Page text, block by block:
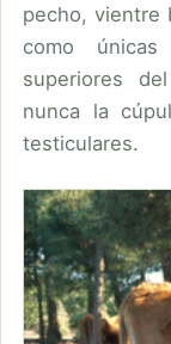
pecho, vientre
como
superiores
nunca la
testiculares.